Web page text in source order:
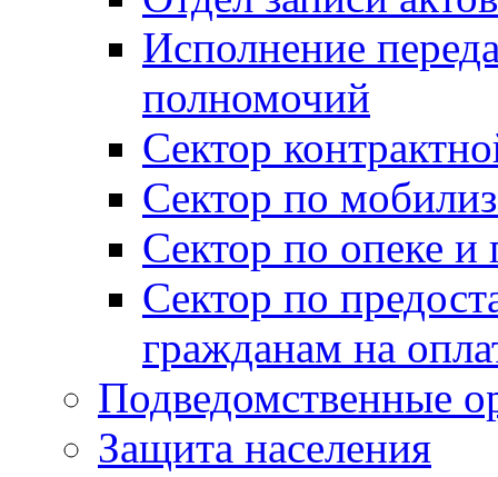
Исполнение
полномочий
Сектор
Сектор по
Сектор по опеке и
Сектор по
гражданам на
Подведомственные
Защита населения